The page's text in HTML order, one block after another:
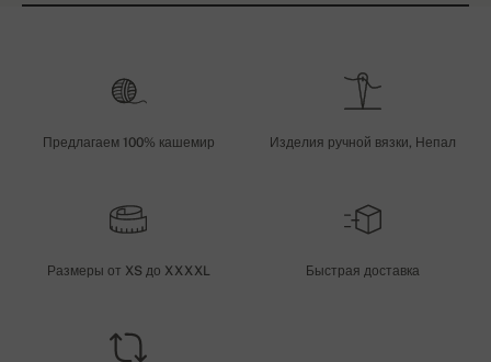
Предлагаем 100% кашемир Изделия ручной вязки, Непал
Размеры от XS до XXXXL Быстрая доставка